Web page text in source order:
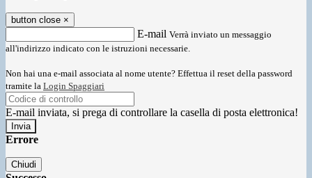
button close ×
E-mail Verrà inviato un messaggio
all'indirizzo indicato con le istruzioni necessarie.
Non hai una e-mail associata al nome utente? Effettua il reset della password
tramite la Login Spaggiari
E-mail inviata, si prega di controllare la casella di posta elettronica!
Errore
Chiudi